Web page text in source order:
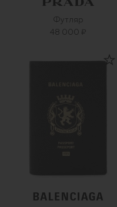
Футляр
48 000 ₽